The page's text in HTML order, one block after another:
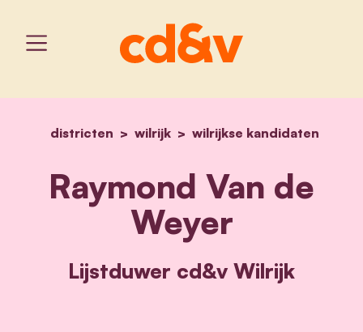
home
districten wilrijk wilrijkse kandidaten
raymond van de weyer
Raymond Van de
Weyer
Lijstduwer cd&v Wilrijk